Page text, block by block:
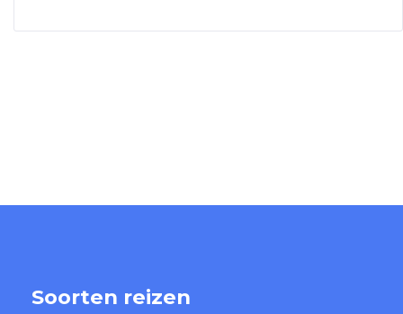
Soorten reizen